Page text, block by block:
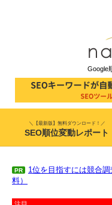
Google
＼【最新版】無料ダウンロード！／
SEO順位変動レポート
PR
1位を目指すには競合
料）